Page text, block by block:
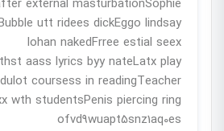
external masturbationSophie
utt ridees dickEggo lindsay
lohan nakedFrree estial seex
aass lyrics byy nateLatx play
coursess in readingTeacher
wth studentsPenis piercing ring
ofvd9wuapt5snz1aq0es